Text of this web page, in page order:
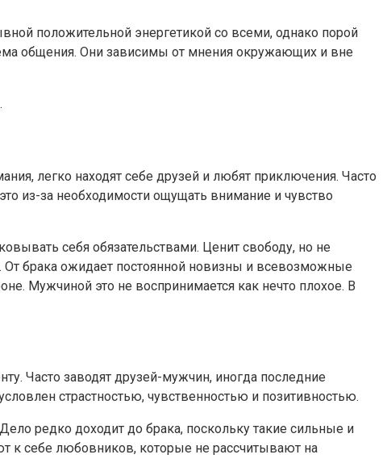
положительной энергетикой со всеми, однако порой
общения. Они зависимы от мнения окружающих и вне
легко находят себе друзей и любят приключения. Часто
из-за необходимости ощущать внимание и чувство
себя обязательствами. Ценит свободу, но не
брака ожидает постоянной новизны и всевозможные
Мужчиной это не воспринимается как нечто плохое. В
Часто заводят друзей-мужчин, иногда последние
страстностью, чувственностью и позитивностью.
редко доходит до брака, поскольку такие сильные и
к себе любовников, которые не рассчитывают на